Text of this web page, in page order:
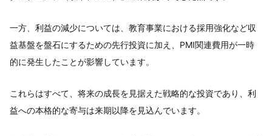
一方、利益の減少については、教育事業における採用強化など収
益基盤を盤石にするための先行投資に加え、PMI関連費用が一時
的に発生したことが影響しています。
これらはすべて、将来の成長を見据えた戦略的な投資であり、利
益への本格的な寄与は来期以降を見込んでいます。